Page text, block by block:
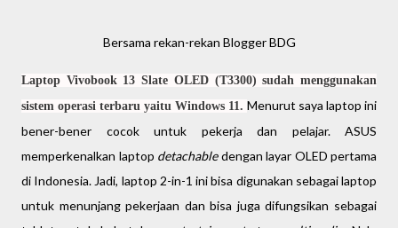
Bersama rekan-rekan Blogger BDG
Laptop Vivobook 13 Slate OLED (T3300) sudah menggunakan
sistem operasi terbaru yaitu Windows 11. Menurut saya laptop ini
bener-bener cocok untuk pekerja dan pelajar. ASUS
memperkenalkan laptop detachabledengan layar OLED pertama
di Indonesia. Jadi, laptop 2-in-1 ini bisa digunakan sebagai laptop
untuk menunjang pekerjaan dan bisa juga difungsikan sebagai